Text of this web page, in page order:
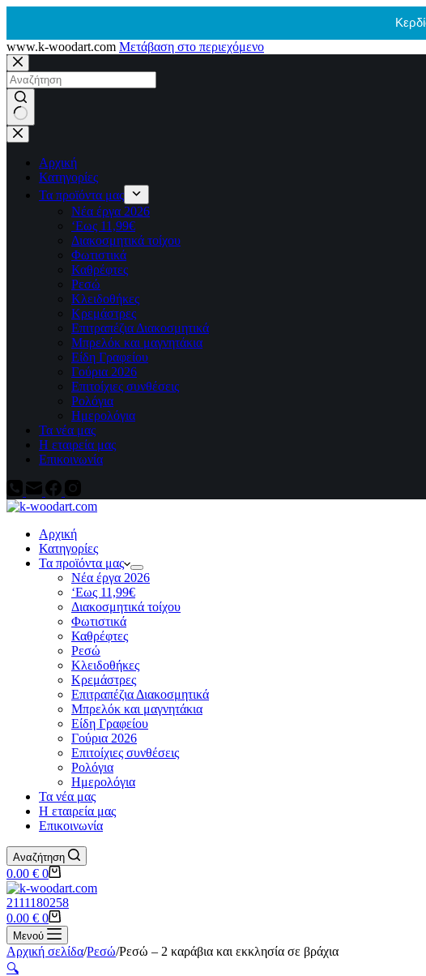
www.k-woodart.com Μετάβαση στο περιεχόμενο
No
results
Αρχική
Κατηγορίες
Τα προϊόντα μας
Νέα έργα 2026
‘Εως 11,99€
Διακοσμητικά τοίχου
Φωτιστικά
Καθρέφτες
Ρεσώ
Kλειδοθήκες
Κρεμάστρες
Επιτραπέζια Διακοσμητικά
Μπρελόκ και μαγνητάκια
Είδη Γραφείου
Γούρια 2026
Επιτοίχιες συνθέσεις
Ρολόγια
Ημερολόγια
Τα νέα μας
Η εταιρεία μας
Επικοινωνία
Αρχική
Κατηγορίες
Τα προϊόντα μας
Νέα έργα 2026
‘Εως 11,99€
Διακοσμητικά τοίχου
Φωτιστικά
Καθρέφτες
Ρεσώ
Kλειδοθήκες
Κρεμάστρες
Επιτραπέζια Διακοσμητικά
Μπρελόκ και μαγνητάκια
Είδη Γραφείου
Γούρια 2026
Επιτοίχιες συνθέσεις
Ρολόγια
Ημερολόγια
Τα νέα μας
Η εταιρεία μας
Επικοινωνία
Αναζήτηση
Shopping
cart
0.00 € 0
2111180258
Shopping
cart
0.00 € 0
Μενού
Αρχική σελίδα/Ρεσώ/Ρεσώ – 2 καράβια και εκκλησία σε βράχια
🔍